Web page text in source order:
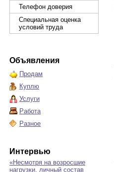
Телефон доверия
Специальная оценка
условий труда
Объявления
Продам
Куплю
Услуги
Работа
Разное
Интервью
«Несмотря на возросшие
нагрузки, личный состав